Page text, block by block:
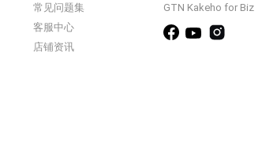
常见问题集
客服中心
店铺资讯
GTN Kakeho for Biz